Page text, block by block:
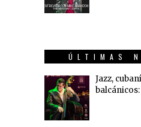
ÚLTIMAS
Jazz,
balcánicos: